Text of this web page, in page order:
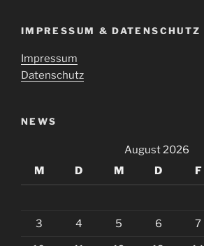
IMPRESSUM & DATENSCHUTZ
Impressum
Datenschutz
NEWS
August 2026
M
D M D F
3 4 5 6 7